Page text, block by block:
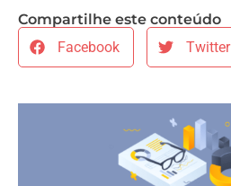
Compartilhe este conteúdo
Facebook
Twitter